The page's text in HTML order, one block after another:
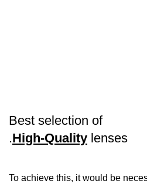
Best selection of
High-Quality lenses.
To achieve this, it would be